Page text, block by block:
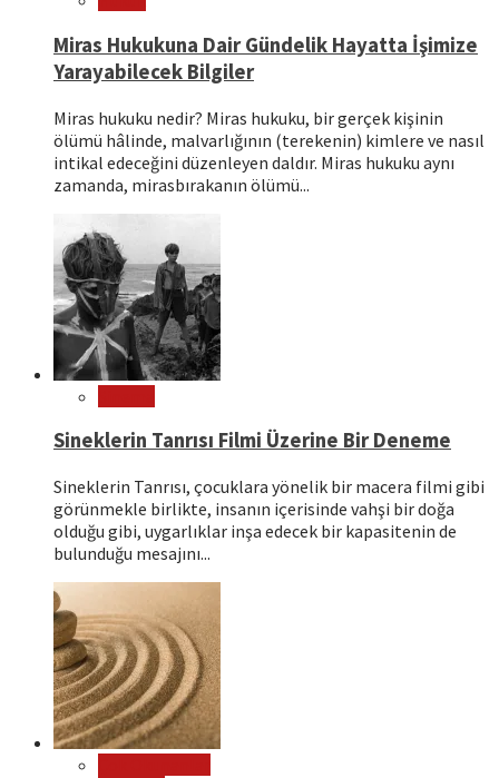
Miras Hukukuna Dair Gündelik Hayatta İşimize
Yarayabilecek Bilgiler
Miras hukuku nedir? Miras hukuku, bir gerçek kişinin
ölümü hâlinde, malvarlığının (terekenin) kimlere ve nasıl
intikal edeceğini düzenleyen daldır. Miras hukuku aynı
zamanda, mirasbırakanın ölümü...
Sineklerin Tanrısı Filmi Üzerine Bir Deneme
Sineklerin Tanrısı, çocuklara yönelik bir macera filmi gibi
görünmekle birlikte, insanın içerisinde vahşi bir doğa
olduğu gibi, uygarlıklar inşa edecek bir kapasitenin de
bulunduğu mesajını...